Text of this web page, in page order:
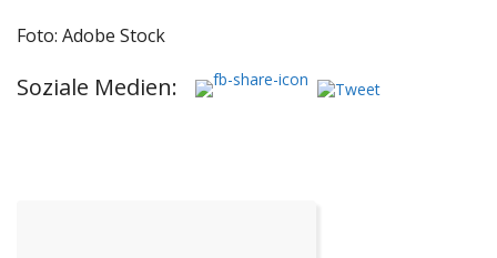
Foto: Adobe Stock
Soziale Medien: